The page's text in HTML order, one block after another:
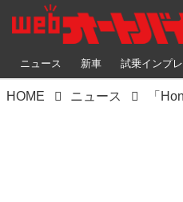
ニュース 新車 試乗インプレ
HOME ニュース